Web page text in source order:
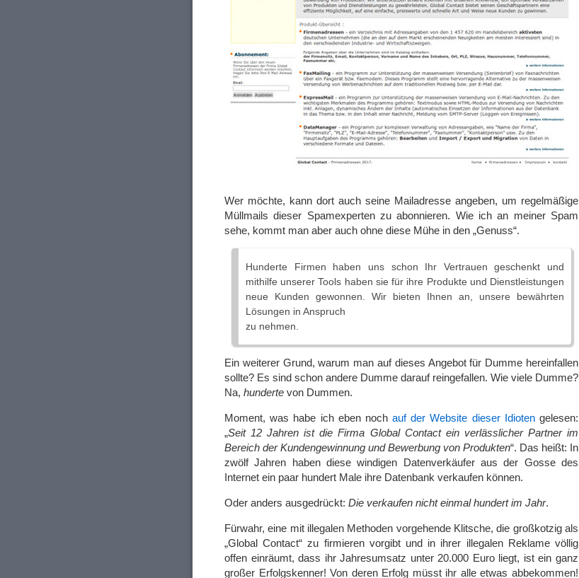
Wer möchte, kann dort auch seine Mailadresse angeben, um regelmäßige
Müllmails dieser Spamexperten zu abonnieren. Wie ich an meiner Spam
sehe, kommt man aber auch ohne diese Mühe in den „Genuss“.
Hunderte Firmen haben uns schon Ihr Vertrauen geschenkt und
mithilfe unserer Tools haben sie für ihre Produkte und Dienstleistungen
neue Kunden gewonnen. Wir bieten Ihnen an, unsere bewährten
Lösungen in Anspruch
zu nehmen.
Ein weiterer Grund, warum man auf dieses Angebot für Dumme hereinfallen
sollte? Es sind schon andere Dumme darauf reingefallen. Wie viele Dumme?
Na, hunderte von Dummen.
Moment, was habe ich eben nochauf der Website dieser Idiotengelesen:
„Seit 12 Jahren ist die Firma Global Contact ein verlässlicher Partner im
Bereich der Kundengewinnung und Bewerbung von Produkten“. Das heißt: In
zwölf Jahren haben diese windigen Datenverkäufer aus der Gosse des
Internet ein paar hundert Male ihre Datenbank verkaufen können.
Oder anders ausgedrückt: Die verkaufen nicht einmal hundert im Jahr.
Fürwahr, eine mit illegalen Methoden vorgehende Klitsche, die großkotzig als
„Global Contact“ zu firmieren vorgibt und in ihrer illegalen Reklame völlig
offen einräumt, dass ihr Jahresumsatz unter 20.000 Euro liegt, ist ein ganz
großer Erfolgskenner! Von deren Erfolg müsst ihr alle etwas abbekommen!